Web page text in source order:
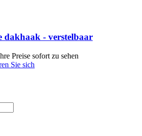
dakhaak - verstelbaar
Preise sofort zu sehen
Sie sich